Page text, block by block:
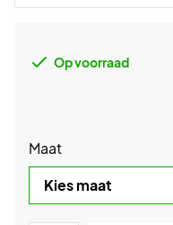
Op voorraad
Maat